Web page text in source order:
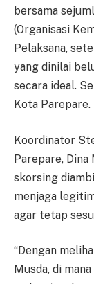
bersama
(Organisasi
Pelaksana,
yang dinilai
secara ideal.
Kota Parepare.
Koordinator
Parepare, Dina
skorsing
menjaga
agar tetap
“Dengan
Musda, di